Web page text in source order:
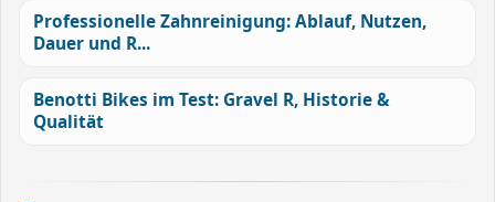
Professionelle Zahnreinigung: Ablauf, Nutzen,
Dauer und R...
Benotti Bikes im Test: Gravel R, Historie &
Qualität